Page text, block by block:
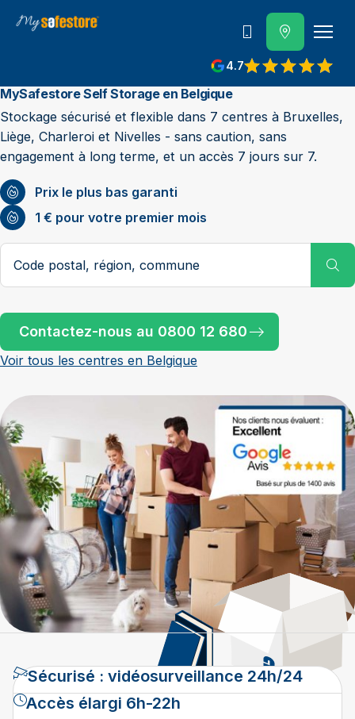
4.7
Contactez-nous
MySafestore Self Storage en Belgique
Stockage sécurisé et flexible dans 7 centres à Bruxelles,
Liège, Charleroi et Nivelles - sans caution, sans
engagement à long terme, et un accès 7 jours sur 7.
Prix le plus bas garanti
1 € pour votre premier mois
Code postal ou ville
Contactez-nous au 0800 12 680
Voir tous les centres en Belgique
Sécurisé : vidéosurveillance 24h/24
Accès élargi 6h-22h